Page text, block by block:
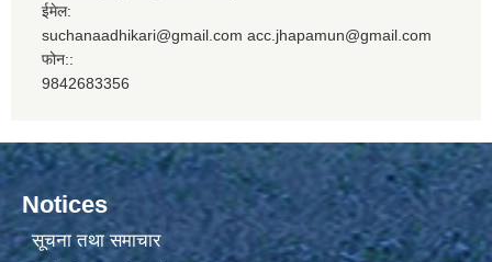
ईमेल:
suchanaadhikari@gmail.com acc.jhapamun@gmail.com
फोन::
9842683356
Notices
सूचना तथा समाचार